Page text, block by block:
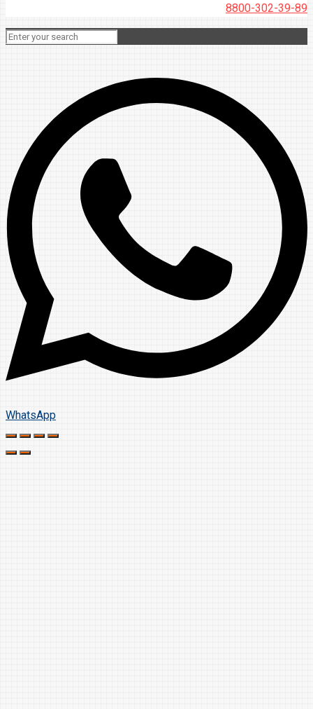
8800-302-39-89
WhatsApp